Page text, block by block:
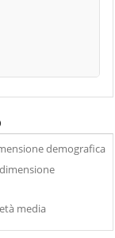
demografica
media